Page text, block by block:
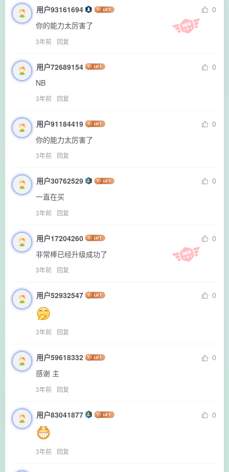
用户93161694
0
你的能力太厉害了
3年前 回复
用户72689154
0
NB
3年前 回复
用户91184419
0
你的能力太厉害了
3年前 回复
用户30762529
0
一直在买
3年前 回复
用户17204260
0
非常棒已经升级成功了
3年前 回复
用户52932547 0
3年前 回复
用户59618332
0
感谢 主
3年前 回复
用户83041877 0
3年前 回复